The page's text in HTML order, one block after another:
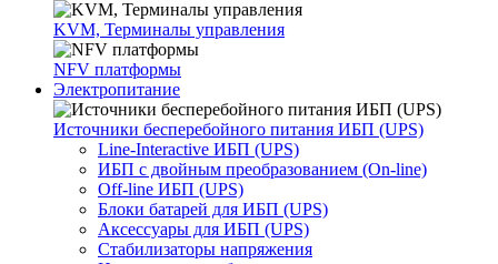
KVM, Терминалы управления
NFV платформы
Электропитание
Источники бесперебойного питания ИБП (UPS)
Line-Interactive ИБП (UPS)
ИБП с двойным преобразованием (On-line)
Off-line ИБП (UPS)
Блоки батарей для ИБП (UPS)
Аксессуары для ИБП (UPS)
Стабилизаторы напряжения